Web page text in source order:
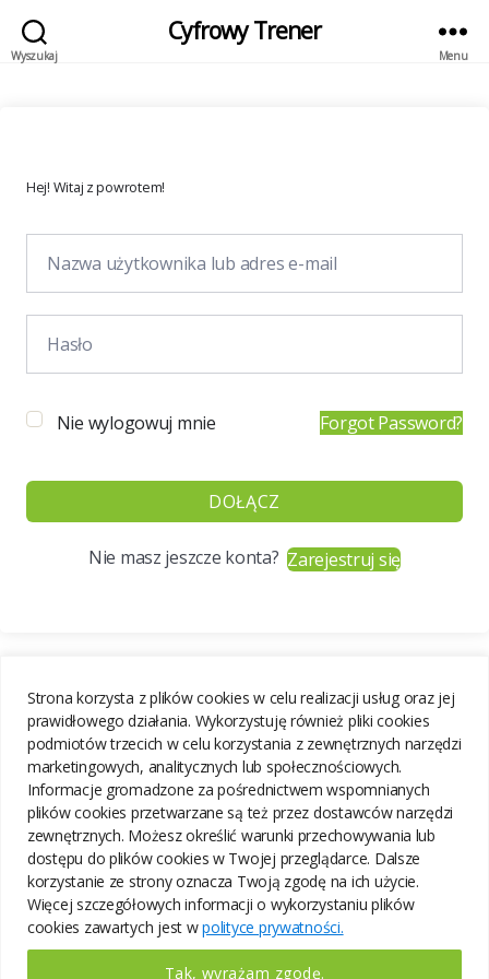
Strona korzysta z plików cookies w celu realizacji usług oraz jej
prawidłowego działania. Wykorzystuję również pliki cookies
podmiotów trzecich w celu korzystania z zewnętrznych narzędzi
marketingowych, analitycznych lub społecznościowych.
Informacje gromadzone za pośrednictwem wspomnianych
plików cookies przetwarzane są też przez dostawców narzędzi
zewnętrznych. Możesz określić warunki przechowywania lub
dostępu do plików cookies w Twojej przeglądarce. Dalsze
korzystanie ze strony oznacza Twoją zgodę na ich użycie.
Więcej szczegółowych informacji o wykorzystaniu plików
cookies zawartych jest wpolityce prywatności.
Tak, wyrażam zgodę.
Wyszukaj
Cyfrowy Trener
Menu
Hej! Witaj z powrotem!
Nie wylogowuj mnie Forgot Password?
DOŁĄCZ
Nie masz jeszcze konta?Zarejestruj się